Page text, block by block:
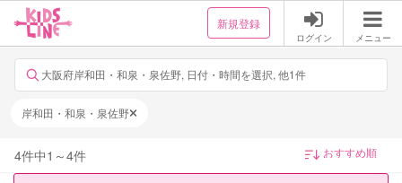
新規登録
ログイン メニュー
大阪府岸和田・和泉・泉佐野, 日付・時間を選択, 他1件
岸和田・和泉・泉佐野
4件中1 ～4件